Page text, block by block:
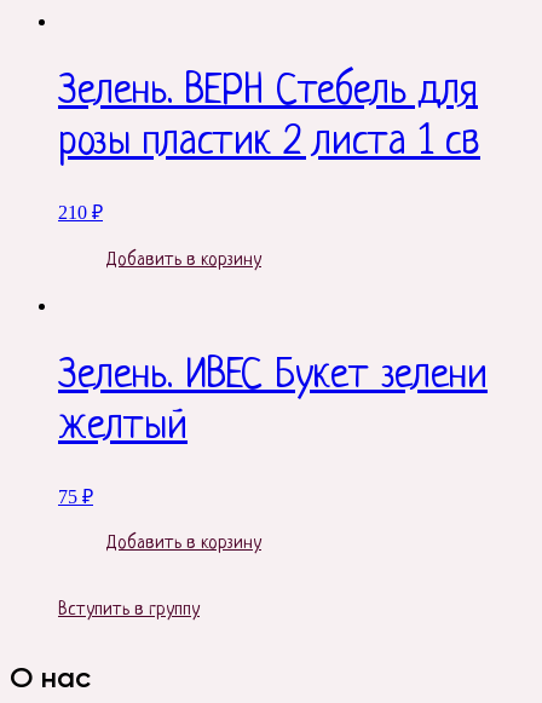
Зелень. ВЕРН Стебель для
розы пластик 2 листа 1 св
210 ₽
Добавить в корзину
Зелень. ИВЕС Букет зелени
желтый
75 ₽
Добавить в корзину
Вступить в группу
О нас